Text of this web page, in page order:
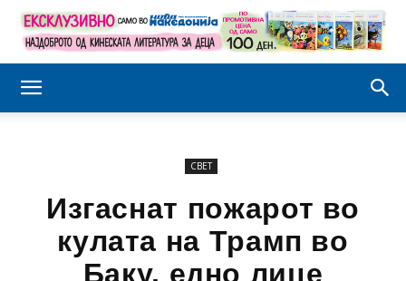
СВЕТ
Изгаснат пожарот во
кулата на Трамп во
Баку, едно лице